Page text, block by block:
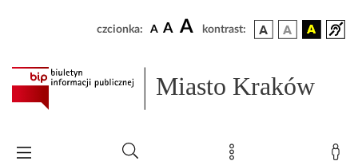
czcionka: A A A kontrast:
Miasto Kraków